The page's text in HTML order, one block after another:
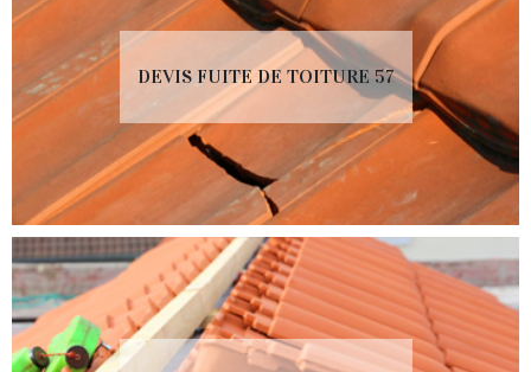
DEVIS FUITE DE TOITURE 57